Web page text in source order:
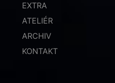
EXTRA
ATELIÉR
ARCHIV
KONTAKT